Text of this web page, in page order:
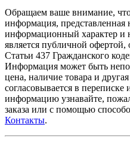
Обращаем ваше внимание, что
информация,
информационный характер и
является публичной
Статьи 437 Гражданского
Информация может быть
цена, наличие товара и
согласовывается в
информацию узнавайте,
заказа или с помощью
Контакты.